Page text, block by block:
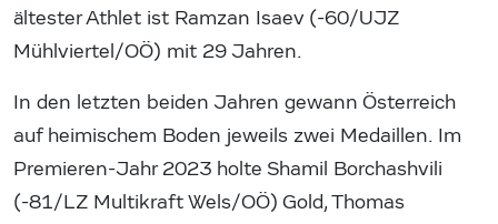
ältester Athlet ist Ramzan Isaev (-60/UJZ
Mühlviertel/OÖ) mit 29 Jahren.
In den letzten beiden Jahren gewann Österreich
auf heimischem Boden jeweils zwei Medaillen. Im
Premieren-Jahr 2023 holte Shamil Borchashvili
(-81/LZ Multikraft Wels/OÖ) Gold, Thomas